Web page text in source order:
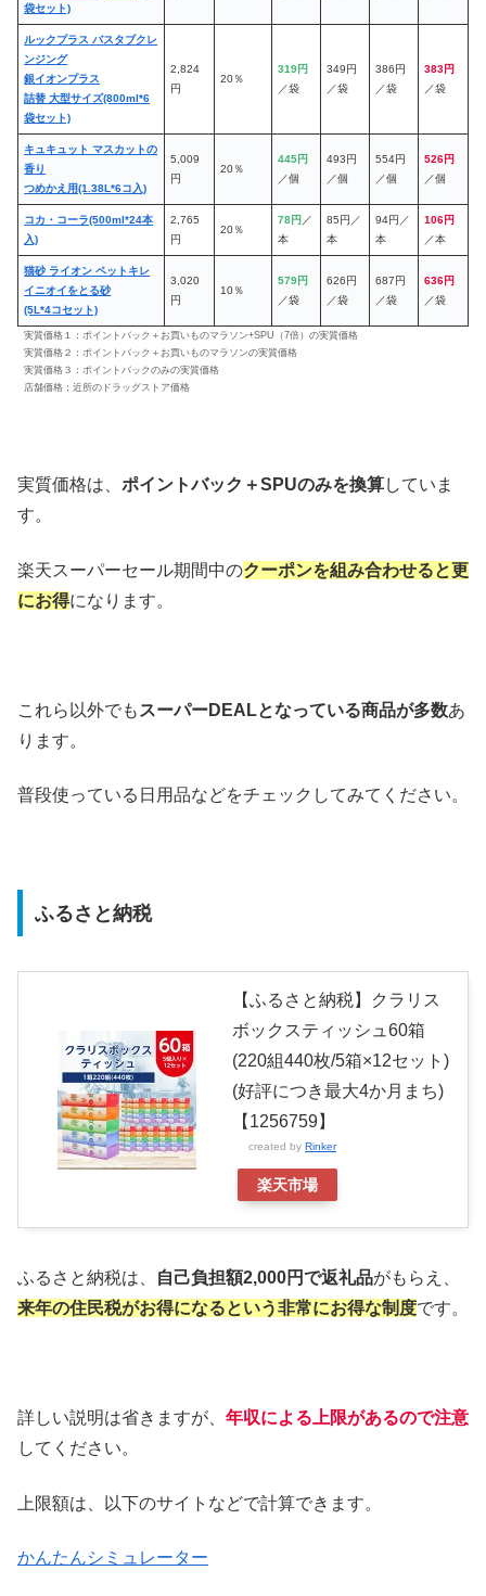
袋セット)
ルックプラス バスタブクレ
ンジング
銀イオンプラス
詰替 大型サイズ(800ml*6
袋セット)
2,824
円
20％
319円
／袋
349円
／袋
386円
／袋
383円
／袋
キュキュット マスカットの
香り
つめかえ用(1.38L*6コ入)
5,009
円
20％
445円
／個
493円
／個
554円
／個
526円
／個
コカ・コーラ(500ml*24本
入)
2,765
円
20％
78円 ／
本
85円／
本
94円／
本
106円
／本
猫砂 ライオン ペットキレ
イニオイをとる砂
(5L*4コセット)
3,020
円
10％
579円
／袋
626円
／袋
687円
／袋
636円
／袋
実質価格１：ポイントバック＋お買いものマラソン+SPU（7倍）の実質価格
実質価格２：ポイントバック＋お買いものマラソンの実質価格
実質価格３：ポイントバックのみの実質価格
店舗価格：近所のドラッグストア価格
実質価格は、 ポイントバック＋SPUのみを換算していま
す。
楽天スーパーセール期間中のクーポンを組み合わせると更
にお得になります。
これら以外でも スーパーDEALとなっている商品が多数あ
ります。
普段使っている日用品などをチェックしてみてください。
ふるさと納税
【ふるさと納税】クラリス
ボックスティッシュ60箱
(220組440枚/5箱×12セット)
(好評につき最大4か月まち)
【1256759】
created by Rinker
楽天市場
ふるさと納税は、 自己負担額2,000円で返礼品がもらえ、
来年の住民税がお得になるという非常にお得な制度です。
詳しい説明は省きますが、 年収による上限があるので注意
してください。
上限額は、以下のサイトなどで計算できます。
かんたんシミュレーター